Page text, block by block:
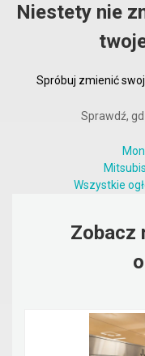
Niestety nie
Spróbuj zmienić
Sprawdź,
Wszystkie
Zobacz